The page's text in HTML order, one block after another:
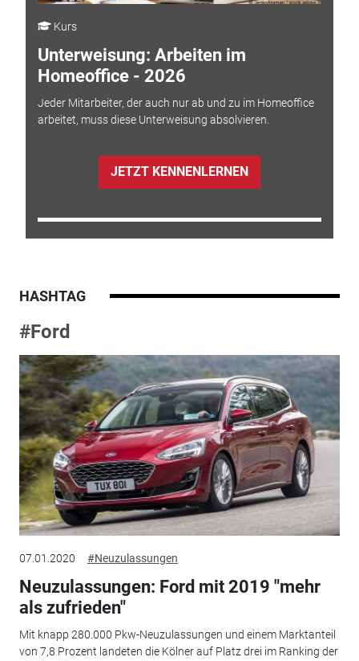
Kurs
Unterweisung: Arbeiten im
Homeoffice - 2026
Jeder Mitarbeiter, der auch nur ab und zu im Homeoffice
arbeitet, muss diese Unterweisung absolvieren.
JETZT KENNENLERNEN
HASHTAG
#Ford
07.01.2020 #Neuzulassungen
Neuzulassungen: Ford mit 2019 "mehr
als zufrieden"
Mit knapp 280.000 Pkw-Neuzulassungen und einem Marktanteil
von 7,8 Prozent landeten die Kölner auf Platz drei im Ranking der